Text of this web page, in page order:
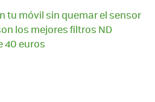
tu móvil sin quemar el sensor
los mejores filtros ND
40 euros